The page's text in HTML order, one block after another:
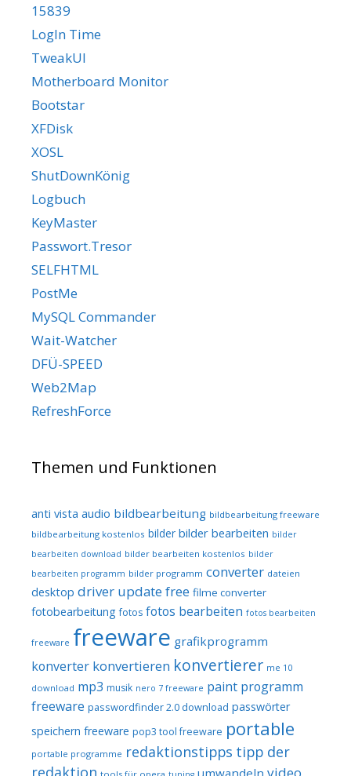
15839
LogIn Time
TweakUI
Motherboard Monitor
Bootstar
XFDisk
XOSL
ShutDownKönig
Logbuch
KeyMaster
Passwort.Tresor
SELFHTML
PostMe
MySQL Commander
Wait-Watcher
DFÜ-SPEED
Web2Map
RefreshForce
Themen und Funktionen
anti vista audio bildbearbeitung bildbearbeitung freeware
bildbearbeitung kostenlos bilder bilder bearbeiten bilder
bearbeiten download bilder bearbeiten kostenlos bilder
bearbeiten programm bilder programm converter dateien
desktop driver update free filme converter
fotobearbeitung fotos fotos bearbeiten fotos bearbeiten
freeware freeware grafikprogramm
konverter konvertieren konvertierer me 10
download mp3 musik nero 7 freeware paint programm
freeware passwordfinder 2.0 download passwörter
speichern freeware pop3 tool freeware portable
portable programme redaktionstipps tipp der
redaktion
umwandeln video